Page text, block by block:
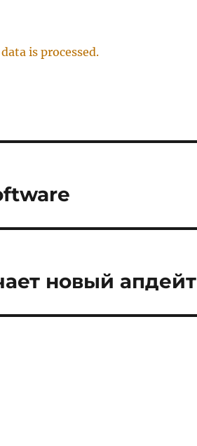
is processed.
новый апдейт